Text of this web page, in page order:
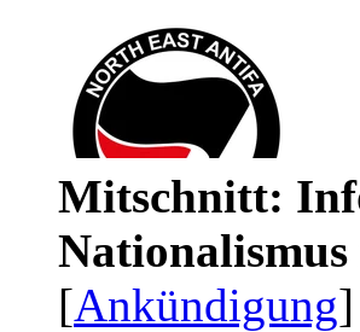
Mitschnitt:
[Ankündigung